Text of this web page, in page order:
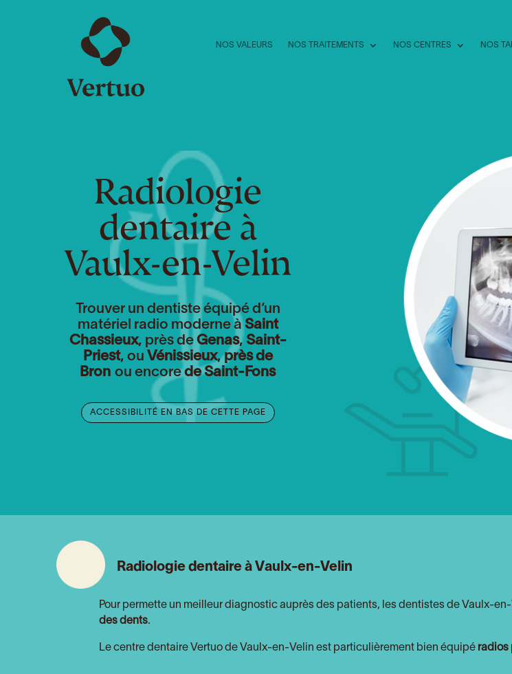
NOS VALEURS NOS TRAITEMENTS NOS CENTRES NOS
Radiologie
dentaire à
Vaulx-en-Velin
Trouver un dentiste équipé d’un
matériel radio moderne à Saint
Chassieux, près deGenas, Saint-
Priest, ou Vénissieux,près de
Bron ou encorede Saint-Fons
ACCESSIBILITÉ EN BAS DE CETTE PAGE
Radiologie dentaire à Vaulx-en-Velin
Pour permette un meilleur diagnostic auprès des patients, les dentistes de Vaulx-
des dents.
Le centre dentaire Vertuo de Vaulx-en-Velin est particulièrement bien équipé radios